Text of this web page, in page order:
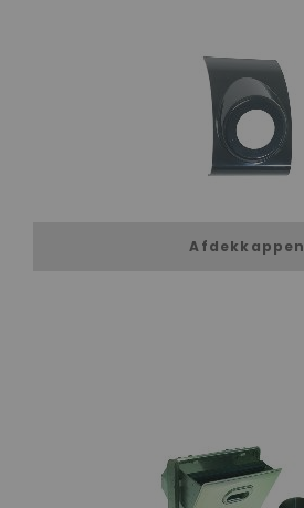
Afdekkappen